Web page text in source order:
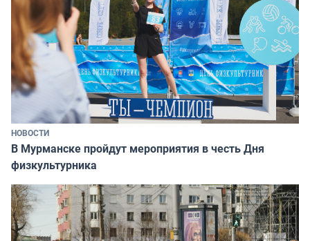
НОВОСТИ
В Мурманске пройдут мероприятия в честь Дня
физкультурника